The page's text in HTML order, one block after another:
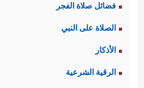
العذاب والسماح لهم
﴿فَأَرۡسِلۡ مَعَنَا بَنِیۤ إِسۡرَ ٰ⁠ۤءِیلَ وَلَا
فضائل صلاة الفجر
الصلاة على النبي
الأذكار
الرقية الشرعية